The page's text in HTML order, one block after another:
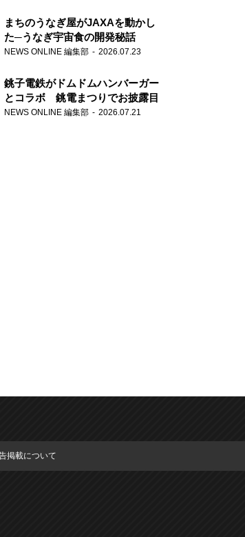
まちのうなぎ屋がJAXAを動かし
た─うなぎ宇宙食の開発秘話
NEWS ONLINE 編集部 2026.07.23
銚子電鉄がドムドムハンバーガー
とコラボ 銚電まつりでお披露目
NEWS ONLINE 編集部 2026.07.21
掲載について